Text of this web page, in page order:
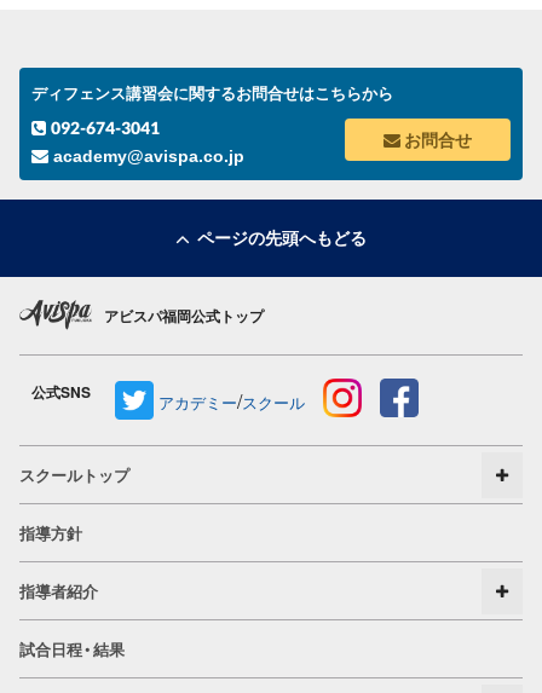
ディフェンス講習会に関するお問合せはこちらから
092-674-3041
academy@avispa.co.jp
お問合せ
ページの先頭へもどる
アビスパ福岡公式トップ
公式SNS アカデミー/スクール
スクールトップ
指導方針
指導者紹介
試合日程・結果